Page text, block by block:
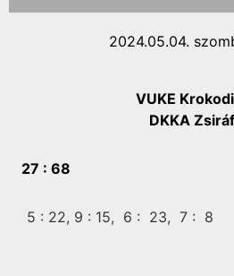
2024.05.04.
VUKE
DKKA
27 : 68
5 : 22, 9 : 15, 6 : 23, 7 : 8